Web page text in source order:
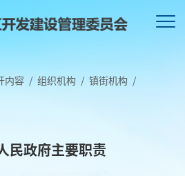
内容 / 组织机构 / 镇街机构 /
民政府主要职责